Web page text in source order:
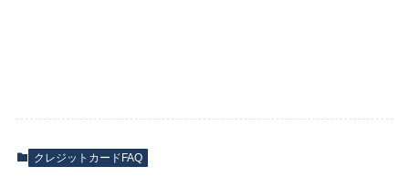
クレジットカードFAQ